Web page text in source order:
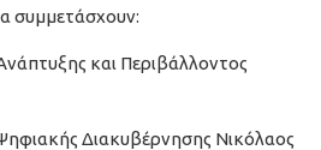
συμμετάσχουν:
και Περιβάλλοντος
Διακυβέρνησης Νικόλαος